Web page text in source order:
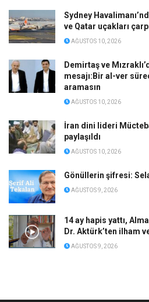
Sydney
ve Qatar uçakları
AĞUSTOS 10, 2026
Demirtaş ve
mesajı:Bir al-ver
aramasın
AĞUSTOS 10, 2026
İran dini lideri
paylaşıldı
AĞUSTOS 10, 2026
Gönüllerin şifresi:
AĞUSTOS 9, 2026
14 ay hapis yattı,
Dr. Aktürk’ten ilham
AĞUSTOS 9, 2026